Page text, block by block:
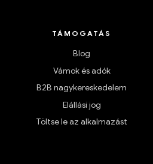
TÁMOGATÁS
Blog
Vámok és adók
B2B nagykereskedelem
Elállási jog
Töltse le az alkalmazást